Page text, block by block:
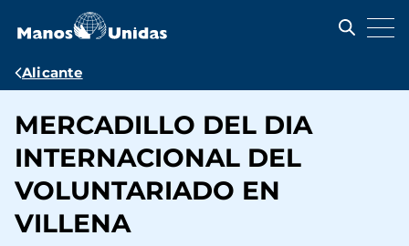
contenido
Ruta
navegación
Alicante
MERCADILLO DEL DIA
INTERNACIONAL DEL
VOLUNTARIADO EN
VILLENA